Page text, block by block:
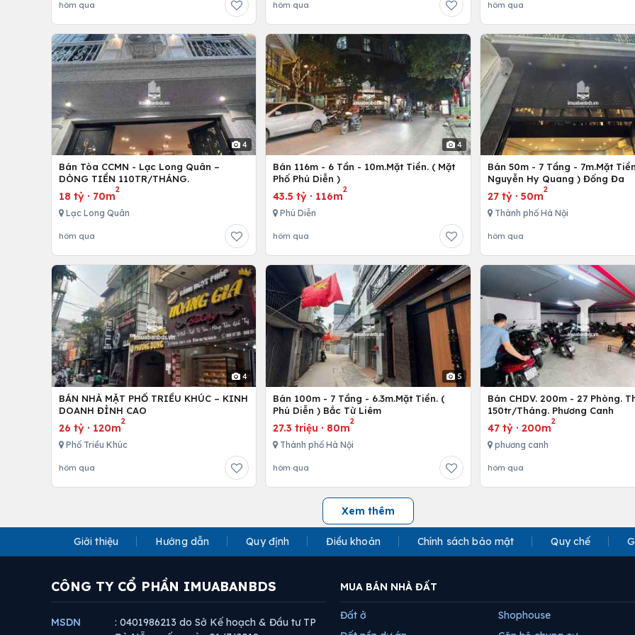
hôm qua hôm qua hôm qua
4
Bán Tòa CCMN - Lạc Long Quân –
DÒNG TIỀN 110TR/THÁNG.
18 tỷ · 70m
2
Lạc Long Quân
hôm qua
4
Bán 116m - 6 Tần - 10m.Mặt Tiền. ( Mặt
Phố Phú Diễn )
43.5 tỷ · 116m
2
Phú Diễn
hôm qua
Bán 50m - 7 Tầng - 7m.Mặt
Nguyễn Hy Quang ) Đống Đa
27 tỷ· 50m
2
Thành phố Hà Nội
hôm qua
4
BÁN NHÀ MẶT PHỐ TRIỀU KHÚC – KINH
DOANH ĐỈNH CAO
26 tỷ · 120m
2
Phố Triều Khúc
hôm qua
5
Bán 100m - 7 Tầng - 6.3m.Mặt Tiền. (
Phú Diễn ) Bắc Từ Liêm
27.3 triệu · 80m
2
Thành phố Hà Nội
hôm qua
Bán CHDV. 200m - 27 Phòng.
150tr/Tháng. Phương Canh
47 tỷ· 200m
2
phương canh
hôm qua
Xem thêm
Giới thiệu Hướng dẫn Quy định Điều khoản Chính sách bảo mật Quy chế
CÔNG TY CỔ PHẦN IMUABANBDS
MSDN
: 0401986213 do Sở Kế hoạch & Đầu tư TP
MUA BÁN NHÀ ĐẤT
Đất ở
Shophouse